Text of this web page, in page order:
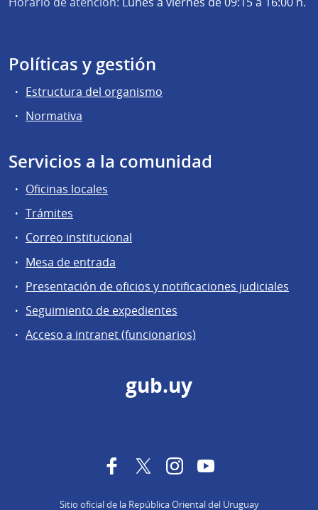
Políticas y gestión
Estructura del organismo
Normativa
Servicios a la comunidad
Oficinas locales
Trámites
Correo institucional
Mesa de entrada
Presentación de oficios y notificaciones judiciales
Seguimiento de expedientes
Acceso a intranet (funcionarios)
gub.uy
FacebookTwitterInstagramYouTube
Sitio oficial de la República Oriental del Uruguay